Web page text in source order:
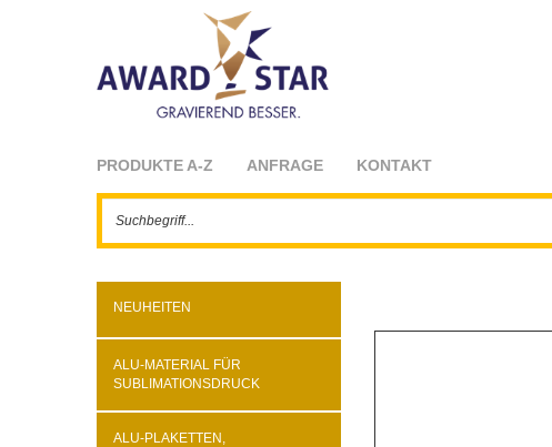
PRODUKTE A-Z ANFRAGE KONTAKT
NEUHEITEN
ALU-MATERIAL FÜR
SUBLIMATIONSDRUCK
ALU-PLAKETTEN,